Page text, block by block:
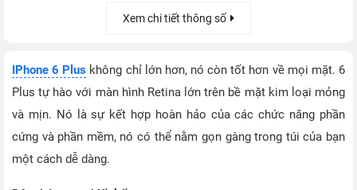
IPhone 6 Plus không chỉ lớn hơn, nó còn tốt hơn về mọi mặt. 6
Plus tự hào với màn hình Retina lớn trên bề mặt kim loại mỏng
và mịn. Nó là sự kết hợp hoàn hảo của các chức năng phần
cứng và phần mềm, nó có thể nằm gọn gàng trong túi của bạn
một cách dễ dàng.
Xem chi tiết thông số